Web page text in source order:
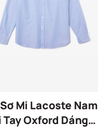
Mi Lacoste Nam
Tay Oxford Dáng